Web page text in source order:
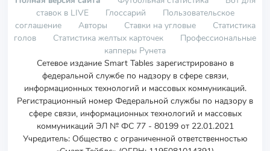
ставок в LIVE
Глоссарий
Пользовательское
соглашение
Авторы Ставки на угловые
Статистика
голов
Статистика желтых карточек
Профессиональные
капперы Рунета
Сетевое издание Smart Tables зарегистрировано в
федеральной службе по надзору в сфере связи,
информационных технологий и массовых коммуникаций.
Регистрационный номер Федеральной службы по надзору в
сфере связи, информационных технологий и массовых
коммуникаций ЭЛ № ФС 77 - 80199 от 22.01.2021
Учредитель: Общество с ограниченной ответственностью